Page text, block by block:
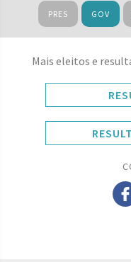
PRES GOV
Mais eleitos e